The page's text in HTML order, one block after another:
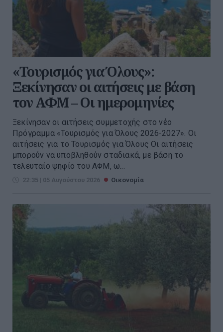
«Τουρισμός για Όλους»:
Ξεκίνησαν οι αιτήσεις με βάση
τον ΑΦΜ – Οι ημερομηνίες
Ξεκίνησαν οι αιτήσεις συμμετοχής στο νέο
Πρόγραμμα «Τουρισμός για Όλους 2026-2027». Οι
αιτήσεις για το Τουρισμός για Όλους Οι αιτήσεις
μπορούν να υποβληθούν σταδιακά, με βάση το
τελευταίο ψηφίο του ΑΦΜ, ω...
22:35 | 05 Αυγούστου 2026 Οικονομία